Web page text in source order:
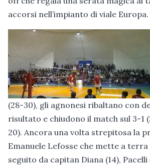
accorsi nell’impianto di viale Europa.
(28-30), gli agnonesi ribaltano con
risultato e chiudono il match sul 3-1
20). Ancora una volta strepitosa la
Emanuele Lefosse che mette a terra
seguito da capitan Diana (14), Pacelli